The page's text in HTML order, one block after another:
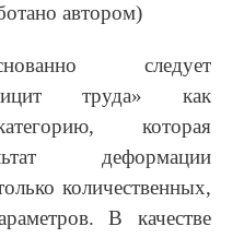
автором)
следует
труда» как
которая
деформации
количественных,
В качестве